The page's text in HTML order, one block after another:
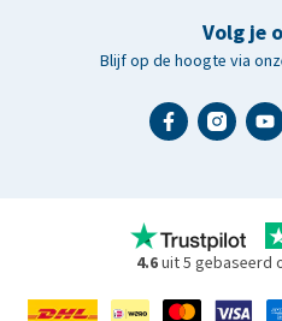
Volg je
Blijf op de hoogte via
4.6uit 5 gebaseerd